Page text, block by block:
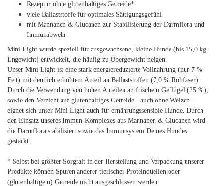
Rezeptur ohne glutenhaltiges Getreide*
viele Ballaststoffe für optimales Sättigungsgefühl
mit Mannanen & Glucanen zur Stabilisierung der Darmflora und
Immunabwehr
Mini Light wurde speziell für ausgewachsene, kleine Hunde (bis 15,0 kg
Engewicht) entwickelt, die häufig zu Übergewicht neigen.
Unser Mini Light ist eine stark energiereduzierte Vollnahrung (nur 7 %
Fett) mit deutlich erhöhtem Anteil an Ballaststoffen (7,0 % Rohfaser).
Durch die Verwendung von hohen Anteilen an frischem Geflügel (25 %),
sowie den Verzicht auf glutenhaltiges Getreide - auch ohne Weizen -
eignet sich unser Mini Light auch für ernährungssensible Hunde. Durch
den Einsatz unseres Immun-Komplexes aus Mannanen & Glucanen wird
die Darmflora stabilisiert sowie das Immunsystem Deines Hundes
gestärkt.
* Selbst bei größter Sorgfalt in der Herstellung und Verpackung unserer
Produkte können Spuren anderer tierischer Proteinquellen oder
(glutenhaltigem) Getreide nicht ausgeschlossen werden.